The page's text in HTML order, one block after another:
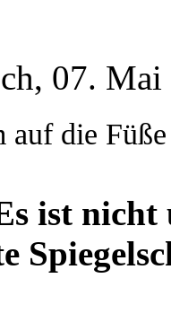
07. Mai
auf die
ist nicht